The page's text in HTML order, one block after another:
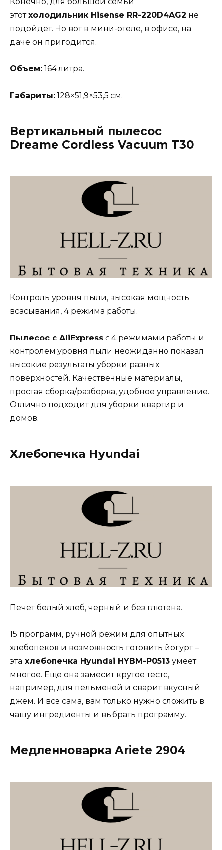
этотхолодильник Hisense RR-220D4AG2 не
подойдет. Но вот в мини-отеле, в офисе, на
даче он пригодится.
Объем: 164 литра.
Габариты: 128×51,9×53,5 см.
Вертикальный пылесос
Dreame Cordless Vacuum Т30
Контроль уровня пыли, высокая мощность
всасывания, 4 режима работы.
Пылесос с AliExpress с 4 режимами работы и
контролем уровня пыли неожиданно показал
высокие результаты уборки разных
поверхностей. Качественные материалы,
простая сборка/разборка, удобное управление.
Отлично подходит для уборки квартир и
домов.
Хлебопечка Hyundai
Печет белый хлеб, черный и без глютена.
15 программ, ручной режим для опытных
хлебопеков и возможность готовить йогурт –
эта хлебопечка Hyundai HYBM-P0513 умеет
многое. Еще она замесит крутое тесто,
например, для пельменей и сварит вкусный
джем. И все сама, вам только нужно сложить в
чашу ингредиенты и выбрать программу.
Медленноварка Ariete 2904